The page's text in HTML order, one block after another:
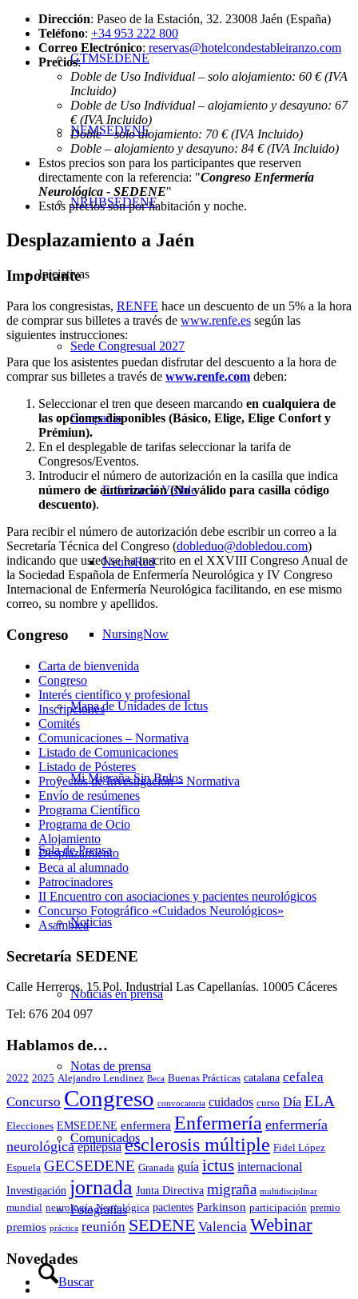
GTMSEDENE
NEMSEDENE
NRHBSEDENE
Iniciativas
Sede Congresual 2027
Campañas
Enfermería Visible
NeuroRed
NursingNow
Mapa de Unidades de Ictus
Mi Migraña Sin Bulos
Sala de Prensa
Noticias
Noticias en prensa
Notas de prensa
Comunicados
Fotografías
Buscar
Dirección: Paseo de la Estación, 32. 23008 Jaén (España)
Teléfono: +34 953 222 800
Correo Electrónico: reservas@hotelcondestableiranzo.com
Precios:
Doble de Uso Individual – solo alojamiento: 60 € (IVA
Incluido)
Doble de Uso Individual – alojamiento y desayuno: 67
€ (IVA Incluido)
Doble – solo alojamiento: 70 € (IVA Incluido)
Doble – alojamiento y desayuno: 84 € (IVA Incluido)
Estos precios son para los participantes que reserven
directamente con la referencia: "Congreso Enfermería
Neurológica - SEDENE"
Estos precios son por habitación y noche.
Desplazamiento a Jaén
Importante
Para los congresistas, RENFE hace un descuento de un 5% a la hora
de comprar sus billetes a través de www.renfe.es según las
siguientes instrucciones:
Para que los asistentes puedan disfrutar del descuento a la hora de
comprar sus billetes a través de www.renfe.com deben:
Seleccionar el tren que deseen marcando en cualquiera de
las opciones disponibles (Básico, Elige, Elige Confort y
Prémiun).
En el desplegable de tarifas seleccionar la tarifa de
Congresos/Eventos.
Introducir el número de autorización en la casilla que indica
número de autorización (No válido para casilla código
descuento).
Para recibir el número de autorización debe escribir un correo a la
Secretaría Técnica del Congreso (dobleduo@dobledou.com)
indicando que usted se ha inscrito en el XXVIII Congreso Anual de
la Sociedad Española de Enfermería Neurológica y IV Congreso
Internacional de Enfermería Neurológica facilitando, en ese mismo
correo, su nombre y apellidos.
Congreso
Carta de bienvenida
Congreso
Interés científico y profesional
Inscripciones
Comités
Comunicaciones – Normativa
Listado de Comunicaciones
Listado de Pósteres
Proyectos de Investigación – Normativa
Envío de resúmenes
Programa Científico
Programa de Ocio
Alojamiento
Desplazamiento
Beca al alumnado
Patrocinadores
II Encuentro con asociaciones y pacientes neurológicos
Concurso Fotográfico «Cuidados Neurológicos»
Asamblea
Secretaría SEDENE
Calle Herreros, 15 Pol. Industrial Las Capellanías. 10005 Cáceres
Tel: 676 204 097
Hablamos de…
2022 2025 Alejandro Lendinez Beca Buenas Prácticas catalana cefalea
Concurso Congreso convocatoria cuidados curso Día ELA
Elecciones EMSEDENE enfermera Enfermería enfermería
neurológica epilepsia esclerosis múltiple Fidel López
Espuela GECSEDENE Granada guía ictus internacional
Investigación jornada Junta Directiva migraña multidisciplinar
mundial neurología Neurológica pacientes Parkinson participación premio
premios práctica reunión SEDENE Valencia Webinar
Novedades